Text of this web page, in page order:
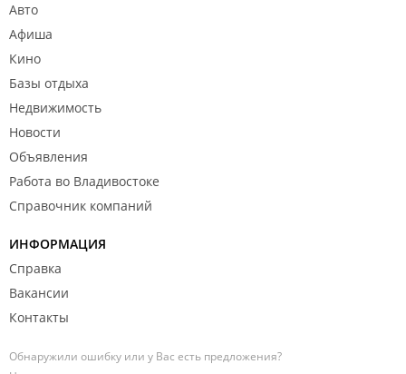
Авто
Афиша
Кино
Базы отдыха
Недвижимость
Новости
Объявления
Работа во Владивостоке
Справочник компаний
ИНФОРМАЦИЯ
Справка
Вакансии
Контакты
Обнаружили ошибку или у Вас есть предложения?